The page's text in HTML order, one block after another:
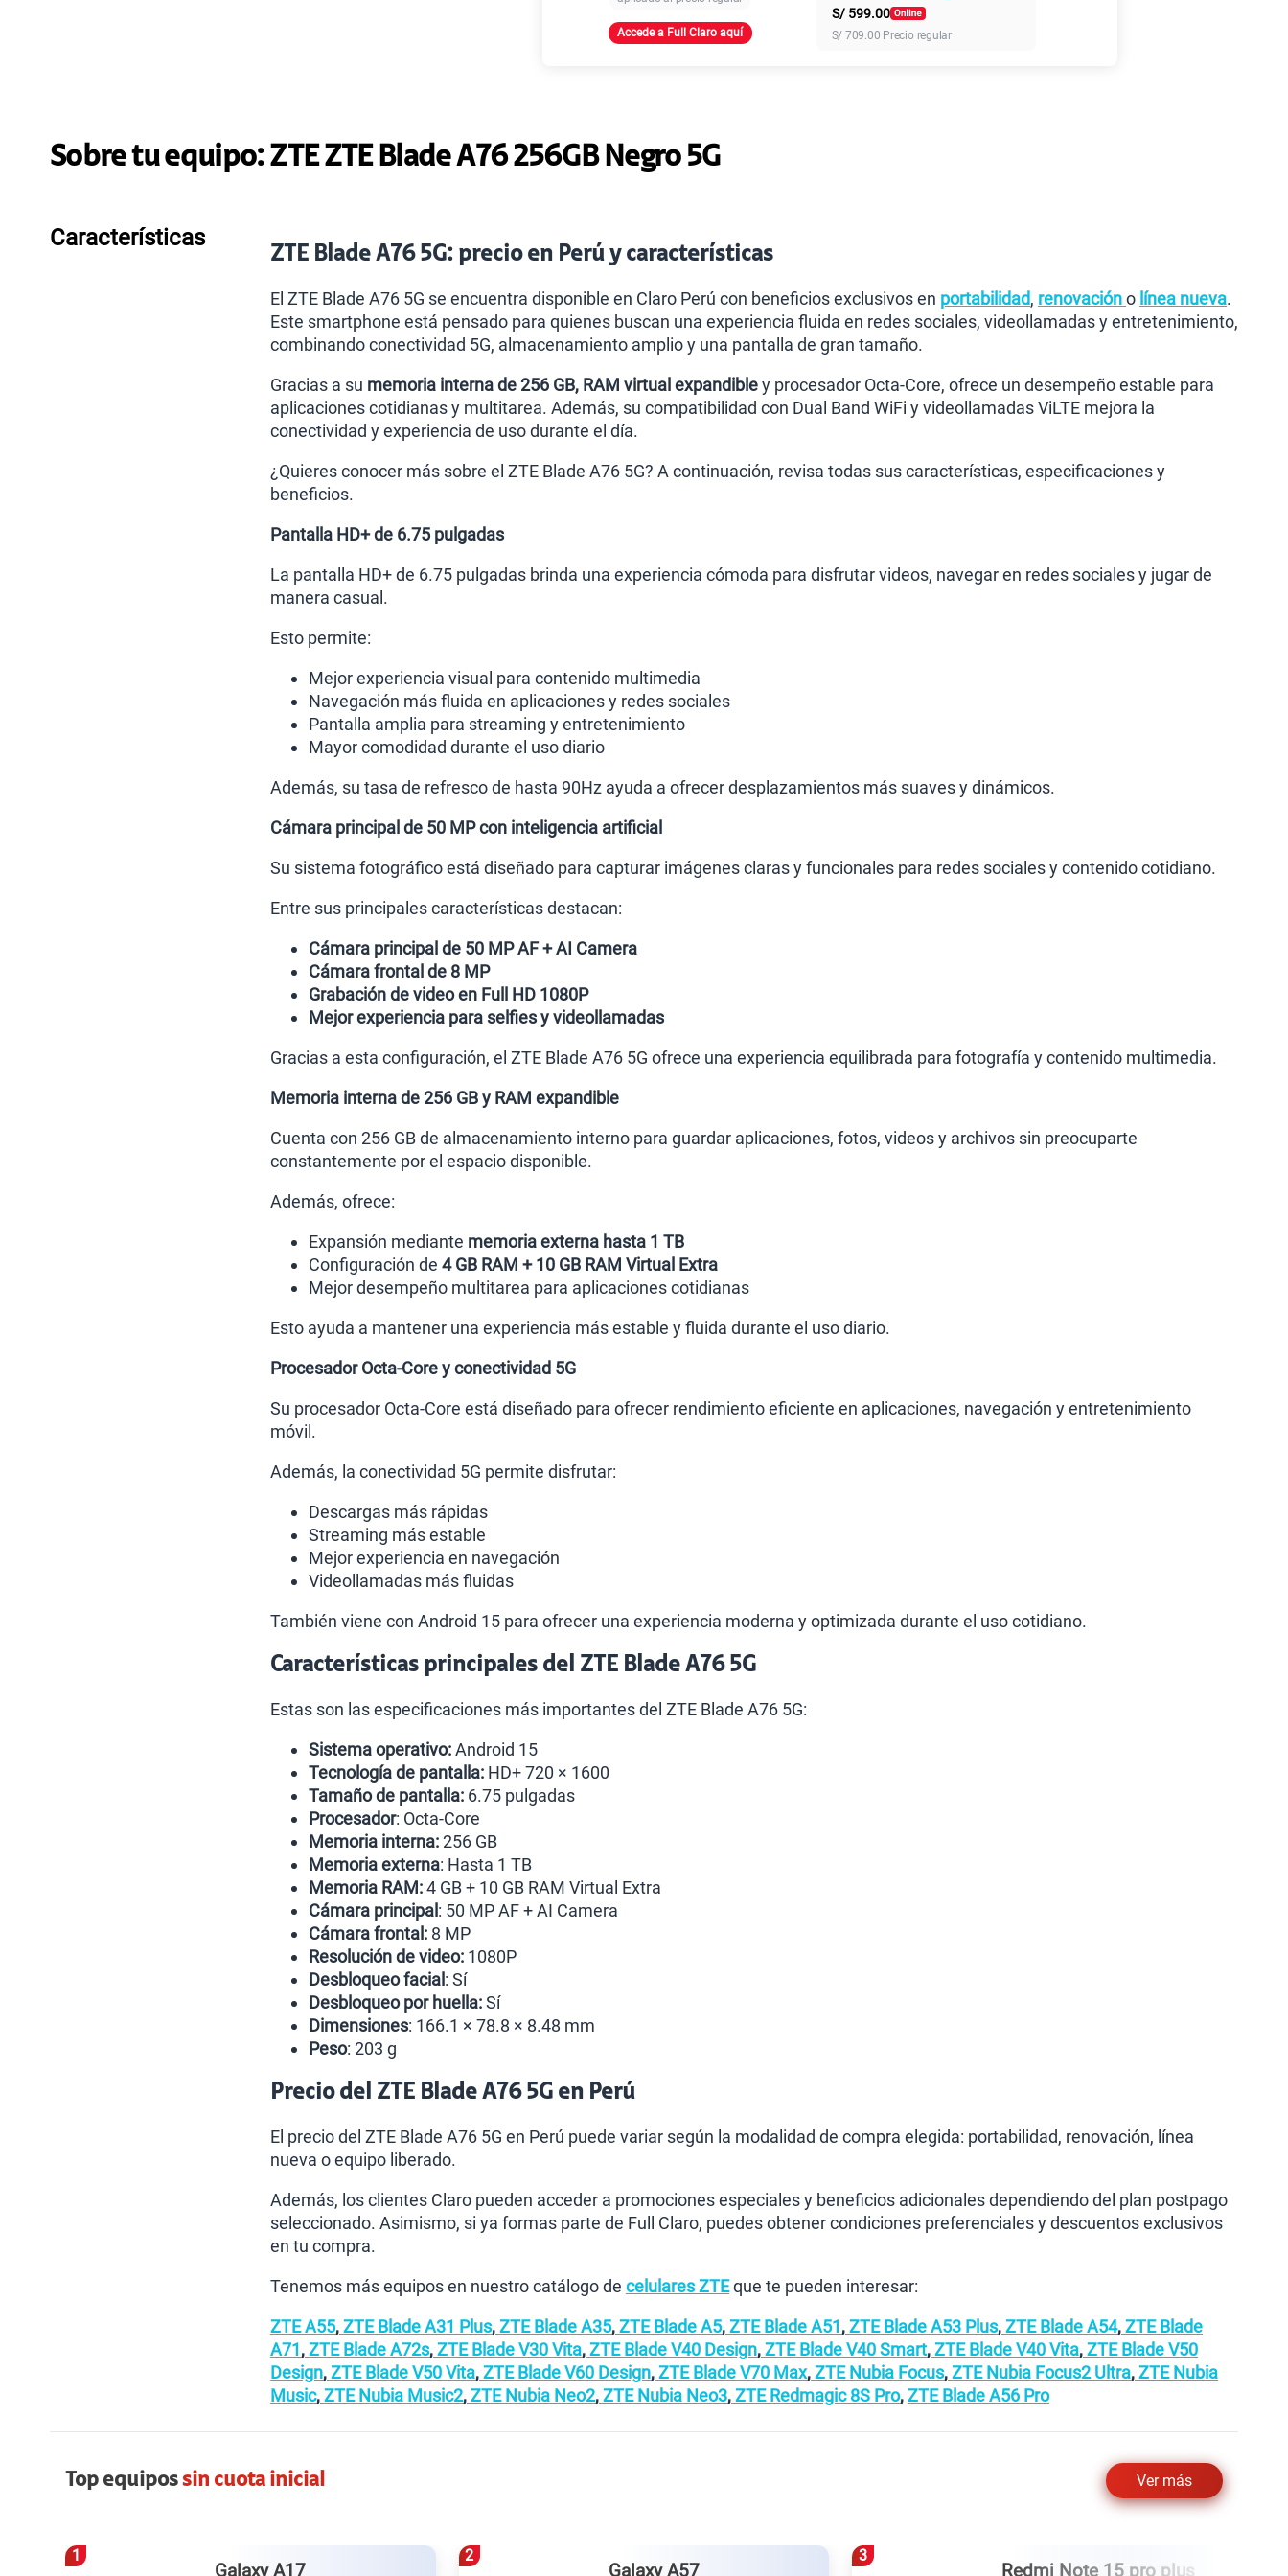
155 GB
Paga solo S/
Accede a Full Claro aquí
S/ 599.00
S/ 709.00 Precio regular
Sobre tu equipo:ZTE ZTE Blade A76 256GB Negro 5G
Características
ZTE Blade A76 5G: precio en Perú y características
El ZTE Blade A76 5G se encuentra disponible en Claro Perú con beneficios exclusivos en portabilidad, renovacióno línea nueva.
Este smartphone está pensado para quienes buscan una experiencia fluida en redes sociales, videollamadas y entretenimiento,
combinando conectividad 5G, almacenamiento amplio y una pantalla de gran tamaño.
Gracias a su memoria interna de 256 GB, RAM virtual expandibley procesador Octa-Core, ofrece un desempeño estable para
aplicaciones cotidianas y multitarea. Además, su compatibilidad con Dual Band WiFi y videollamadas ViLTE mejora la
conectividad y experiencia de uso durante el día.
¿Quieres conocer más sobre el ZTE Blade A76 5G? A continuación, revisa todas sus características, especificaciones y
beneficios.
Pantalla HD+ de 6.75 pulgadas
La pantalla HD+ de 6.75 pulgadas brinda una experiencia cómoda para disfrutar videos, navegar en redes sociales y jugar de
manera casual.
Esto permite:
Mejor experiencia visual para contenido multimedia
Navegación más fluida en aplicaciones y redes sociales
Pantalla amplia para streaming y entretenimiento
Mayor comodidad durante el uso diario
Además, su tasa de refresco de hasta 90Hz ayuda a ofrecer desplazamientos más suaves y dinámicos.
Cámara principal de 50 MP con inteligencia artificial
Su sistema fotográfico está diseñado para capturar imágenes claras y funcionales para redes sociales y contenido cotidiano.
Entre sus principales características destacan:
Cámara principal de 50 MP AF + AI Camera
Cámara frontal de 8 MP
Grabación de video en Full HD 1080P
Mejor experiencia para selfies y videollamadas
Gracias a esta configuración, el ZTE Blade A76 5G ofrece una experiencia equilibrada para fotografía y contenido multimedia.
Memoria interna de 256 GB y RAM expandible
Cuenta con 256 GB de almacenamiento interno para guardar aplicaciones, fotos, videos y archivos sin preocuparte
constantemente por el espacio disponible.
Además, ofrece:
Expansión mediante memoria externa hasta 1 TB
Configuración de 4 GB RAM + 10 GB RAM Virtual Extra
Mejor desempeño multitarea para aplicaciones cotidianas
Esto ayuda a mantener una experiencia más estable y fluida durante el uso diario.
Procesador Octa-Core y conectividad 5G
Su procesador Octa-Core está diseñado para ofrecer rendimiento eficiente en aplicaciones, navegación y entretenimiento
móvil.
Además, la conectividad 5G permite disfrutar:
Descargas más rápidas
Streaming más estable
Mejor experiencia en navegación
Videollamadas más fluidas
También viene con Android 15 para ofrecer una experiencia moderna y optimizada durante el uso cotidiano.
Características principales del ZTE Blade A76 5G
Estas son las especificaciones más importantes del ZTE Blade A76 5G:
Sistema operativo:Android 15
Tecnología de pantalla: HD+ 720 × 1600
Tamaño de pantalla: 6.75 pulgadas
Procesador: Octa-Core
Memoria interna:256 GB
Memoria externa: Hasta 1 TB
Memoria RAM:4 GB + 10 GB RAM Virtual Extra
Cámara principal : 50 MP AF + AI Camera
Cámara frontal: 8 MP
Resolución de video: 1080P
Desbloqueo facial : Sí
Desbloqueo por huella:Sí
Dimensiones: 166.1 × 78.8 × 8.48 mm
Peso: 203 g
Precio del ZTE Blade A76 5G en Perú
El precio del ZTE Blade A76 5G en Perú puede variar según la modalidad de compra elegida: portabilidad, renovación, línea
nueva o equipo liberado.
Además, los clientes Claro pueden acceder a promociones especiales y beneficios adicionales dependiendo del plan postpago
seleccionado. Asimismo, si ya formas parte de Full Claro, puedes obtener condiciones preferenciales y descuentos exclusivos
en tu compra.
Tenemos más equipos en nuestro catálogo de celulares ZTEque te pueden interesar:
ZTE A55,ZTE Blade A31 Plus,ZTE Blade A35,ZTE Blade A5,ZTE Blade A51,ZTE Blade A53 Plus,ZTE Blade A54,ZTE Blade
A71,ZTE Blade A72s,ZTE Blade V30 Vita,ZTE Blade V40 Design,ZTE Blade V40 Smart,ZTE Blade V40 Vita,ZTE Blade V50
Design,ZTE Blade V50 Vita,ZTE Blade V60 Design,ZTE Blade V70 Max,ZTE Nubia Focus,ZTE Nubia Focus2 Ultra,ZTE Nubia
Music,ZTE Nubia Music2,ZTE Nubia Neo2,ZTE Nubia Neo3,ZTE Redmagic 8S Pro,ZTE Blade A56 Pro
Top equipossin cuota inicial Ver más
4
Redmi Note 15
5
Redmi Note 15 pro
6
Iphone 17 pro